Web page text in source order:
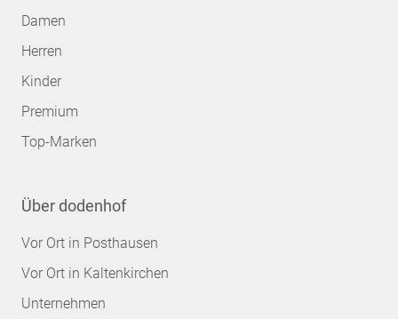
Damen
Herren
Kinder
Premium
Top-Marken
Über dodenhof
Vor Ort in Posthausen
Vor Ort in Kaltenkirchen
Unternehmen